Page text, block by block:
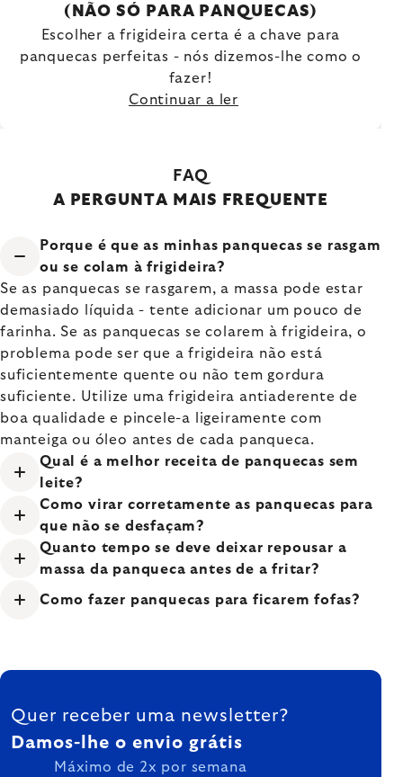
(NÃO SÓ PARA PANQUECAS)
Escolher a frigideira certa é a chave para
panquecas perfeitas - nós dizemos-lhe como o
fazer!
Continuar a ler
FAQ
A PERGUNTA MAIS FREQUENTE
Porque é que as minhas panquecas se rasgam
ou se colam à frigideira?
Se as panquecas se rasgarem, a massa pode estar
demasiado líquida - tente adicionar um pouco de
farinha. Se as panquecas se colarem à frigideira, o
problema pode ser que a frigideira não está
suficientemente quente ou não tem gordura
suficiente. Utilize uma frigideira antiaderente de
boa qualidade e pincele-a ligeiramente com
manteiga ou óleo antes de cada panqueca.
Qual é a melhor receita de panquecas sem
leite?
Como virar corretamente as panquecas para
que não se desfaçam?
Quanto tempo se deve deixar repousar a
massa da panqueca antes de a fritar?
Como fazer panquecas para ficarem fofas?
FOOTER
Quer receber uma newsletter?
Damos-lhe o envio grátis
Máximo de 2x por semana